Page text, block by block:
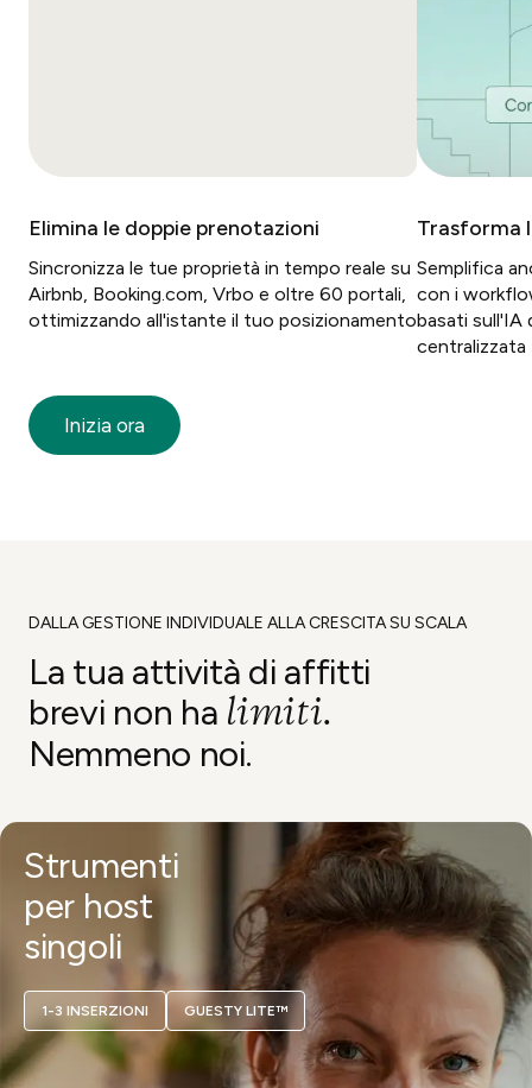
Elimina le doppie prenotazioni
Sincronizza le tue proprietà in tempo reale su
Airbnb, Booking.com, Vrbo e oltre 60 portali,
ottimizzando all'istante il tuo posizionamento
Trasforma
Semplifica
con i
basati sull'IA
centralizzata
Inizia ora
DALLA GESTIONE INDIVIDUALE ALLA CRESCITA SU SCALA
La tua attività di affitti
brevi non ha limiti.
Nemmeno noi.
Strumenti
per host
singoli
1-3 INSERZIONI GUESTY LITE™